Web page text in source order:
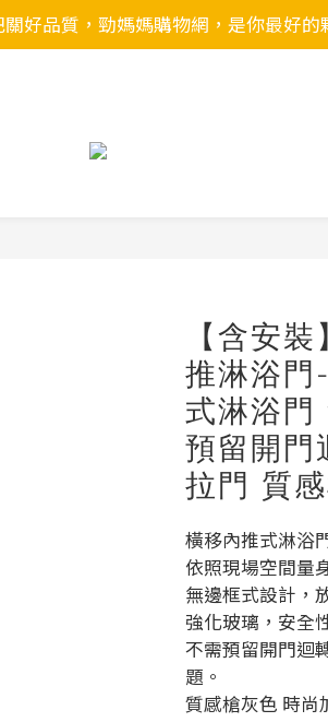
好品質，勁媽媽購物網，是你最好的
【含安
推淋浴
式淋浴
預留開門
拉門 質
橫移內推式淋浴
依照現場空間量
無邊框式設計，
強化玻璃，安全
不需預留開門迴
題。
質感槍灰色 時尚